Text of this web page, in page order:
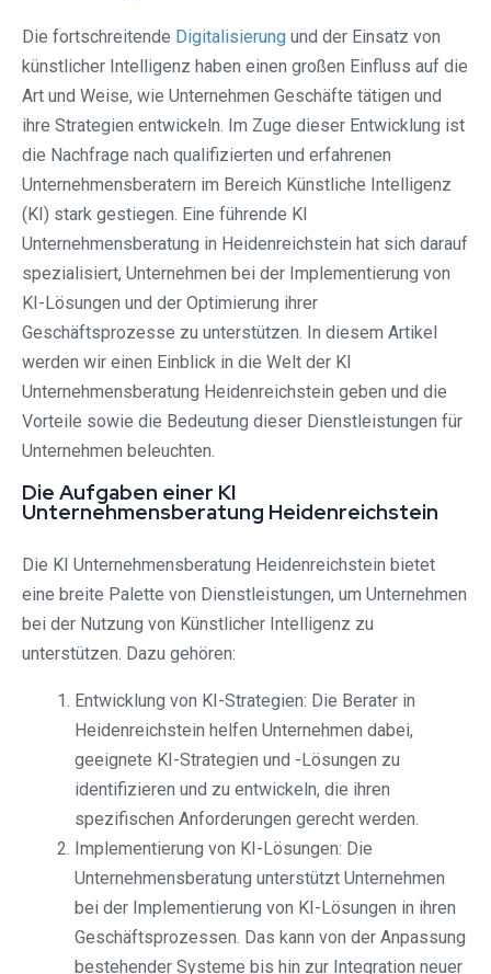
Die fortschreitende Digitalisierung und der Einsatz von
künstlicher Intelligenz haben einen großen Einfluss auf die
Art und Weise, wie Unternehmen Geschäfte tätigen und
ihre Strategien entwickeln. Im Zuge dieser Entwicklung ist
die Nachfrage nach qualifizierten und erfahrenen
Unternehmensberatern im Bereich Künstliche Intelligenz
(KI) stark gestiegen. Eine führende KI
Unternehmensberatung in Heidenreichstein hat sich darauf
spezialisiert, Unternehmen bei der Implementierung von
KI-Lösungen und der Optimierung ihrer
Geschäftsprozesse zu unterstützen. In diesem Artikel
werden wir einen Einblick in die Welt der KI
Unternehmensberatung Heidenreichstein geben und die
Vorteile sowie die Bedeutung dieser Dienstleistungen für
Unternehmen beleuchten.
Die Aufgaben einer KI
Unternehmensberatung Heidenreichstein
Die KI Unternehmensberatung Heidenreichstein bietet
eine breite Palette von Dienstleistungen, um Unternehmen
bei der Nutzung von Künstlicher Intelligenz zu
unterstützen. Dazu gehören:
Entwicklung von KI-Strategien: Die Berater in
Heidenreichstein helfen Unternehmen dabei,
geeignete KI-Strategien und -Lösungen zu
identifizieren und zu entwickeln, die ihren
spezifischen Anforderungen gerecht werden.
Implementierung von KI-Lösungen: Die
Unternehmensberatung unterstützt Unternehmen
bei der Implementierung von KI-Lösungen in ihren
Geschäftsprozessen. Das kann von der Anpassung
bestehender Systeme bis hin zur Integration neuer